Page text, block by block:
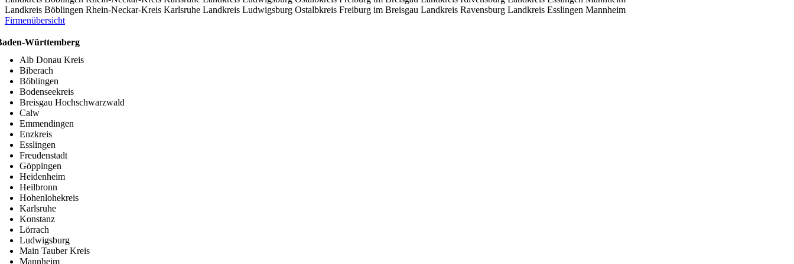
Landkreis Böblingen Rhein-Neckar-Kreis Karlsruhe Landkreis Ludwigsburg Ostalbkreis Freiburg im Breisgau Landkreis Ravensburg Landkreis Esslingen Mannheim
Firmenübersicht
Württemberg
Alb Donau Kreis
Biberach
Böblingen
Bodenseekreis
Breisgau Hochschwarzwald
Calw
Emmendingen
Enzkreis
Esslingen
Freudenstadt
Göppingen
Heidenheim
Heilbronn
Hohenlohekreis
Karlsruhe
Konstanz
Lörrach
Ludwigsburg
Main Tauber Kreis
Mannheim